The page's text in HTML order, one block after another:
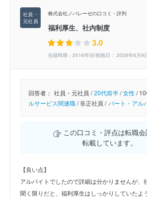
株式会社ノバレーゼの口コミ・評判
福利厚生、社内制度
3.0
在籍時期：2016年頃/投稿日： 2026年6月9
回答者： 社員・元社員 / 20代前半/女性/
ルサービス関連職/非正社員 / パート・アル
この口コミ・評点は転職会
転載しています。
【良い点】
アルバイトでしたので詳細は分かりませんが、
聞く限りだと、福利厚生はしっかりしていたよ